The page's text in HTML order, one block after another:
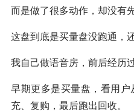
而是做了很多动作，却没有
这盘到底是买量盘没跑通，
我自己做语音房，前后经历
早期更多是买量盘，看用
充、复购，最后跑出回收。